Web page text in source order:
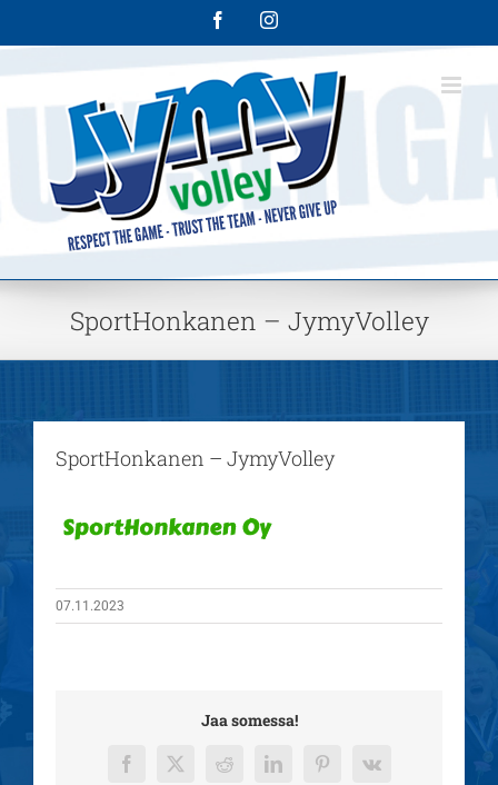
FacebookInstagram
SportHonkanen – JymyVolley
SportHonkanen – JymyVolley
07.11.2023
Jaa somessa!
Facebook
X RedditLinkedInPinterest
Vk